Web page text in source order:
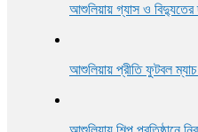
আশুলিয়ায় গ্যাস ও বিদ্যুতের
আশুলিয়ায় প্রীতি ফুটবল